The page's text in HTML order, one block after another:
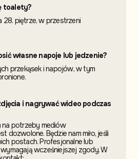
toalety?
28. piętrze, w przestrzeni
własne napoje lub jedzenie?
przekąsek i napojów, w tym
i nagrywać wideo podczas
na potrzeby mediów
dozwolone. Będzie nam miło, jeśli
postach. Profesjonalne lub
wcześniejszej zgody. W